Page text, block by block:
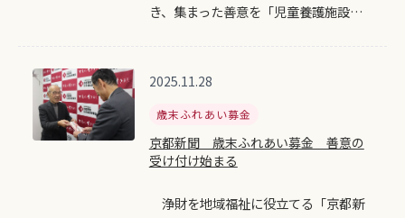
き、集まった善意を「児童養護施設…
2025.11.28
歳末ふれあい募金
京都新聞 歳末ふれあい募金 善意の
受け付け始まる
浄財を地域福祉に役立てる「京都新